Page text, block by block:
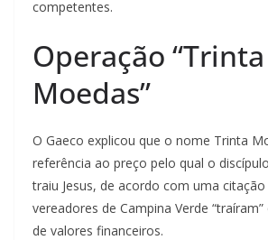
competentes.
Operação “Trinta
Moedas”
O Gaeco explicou que o nome Trinta
referência ao preço pelo qual o
traiu Jesus, de acordo com uma
vereadores de Campina Verde
de valores financeiros.